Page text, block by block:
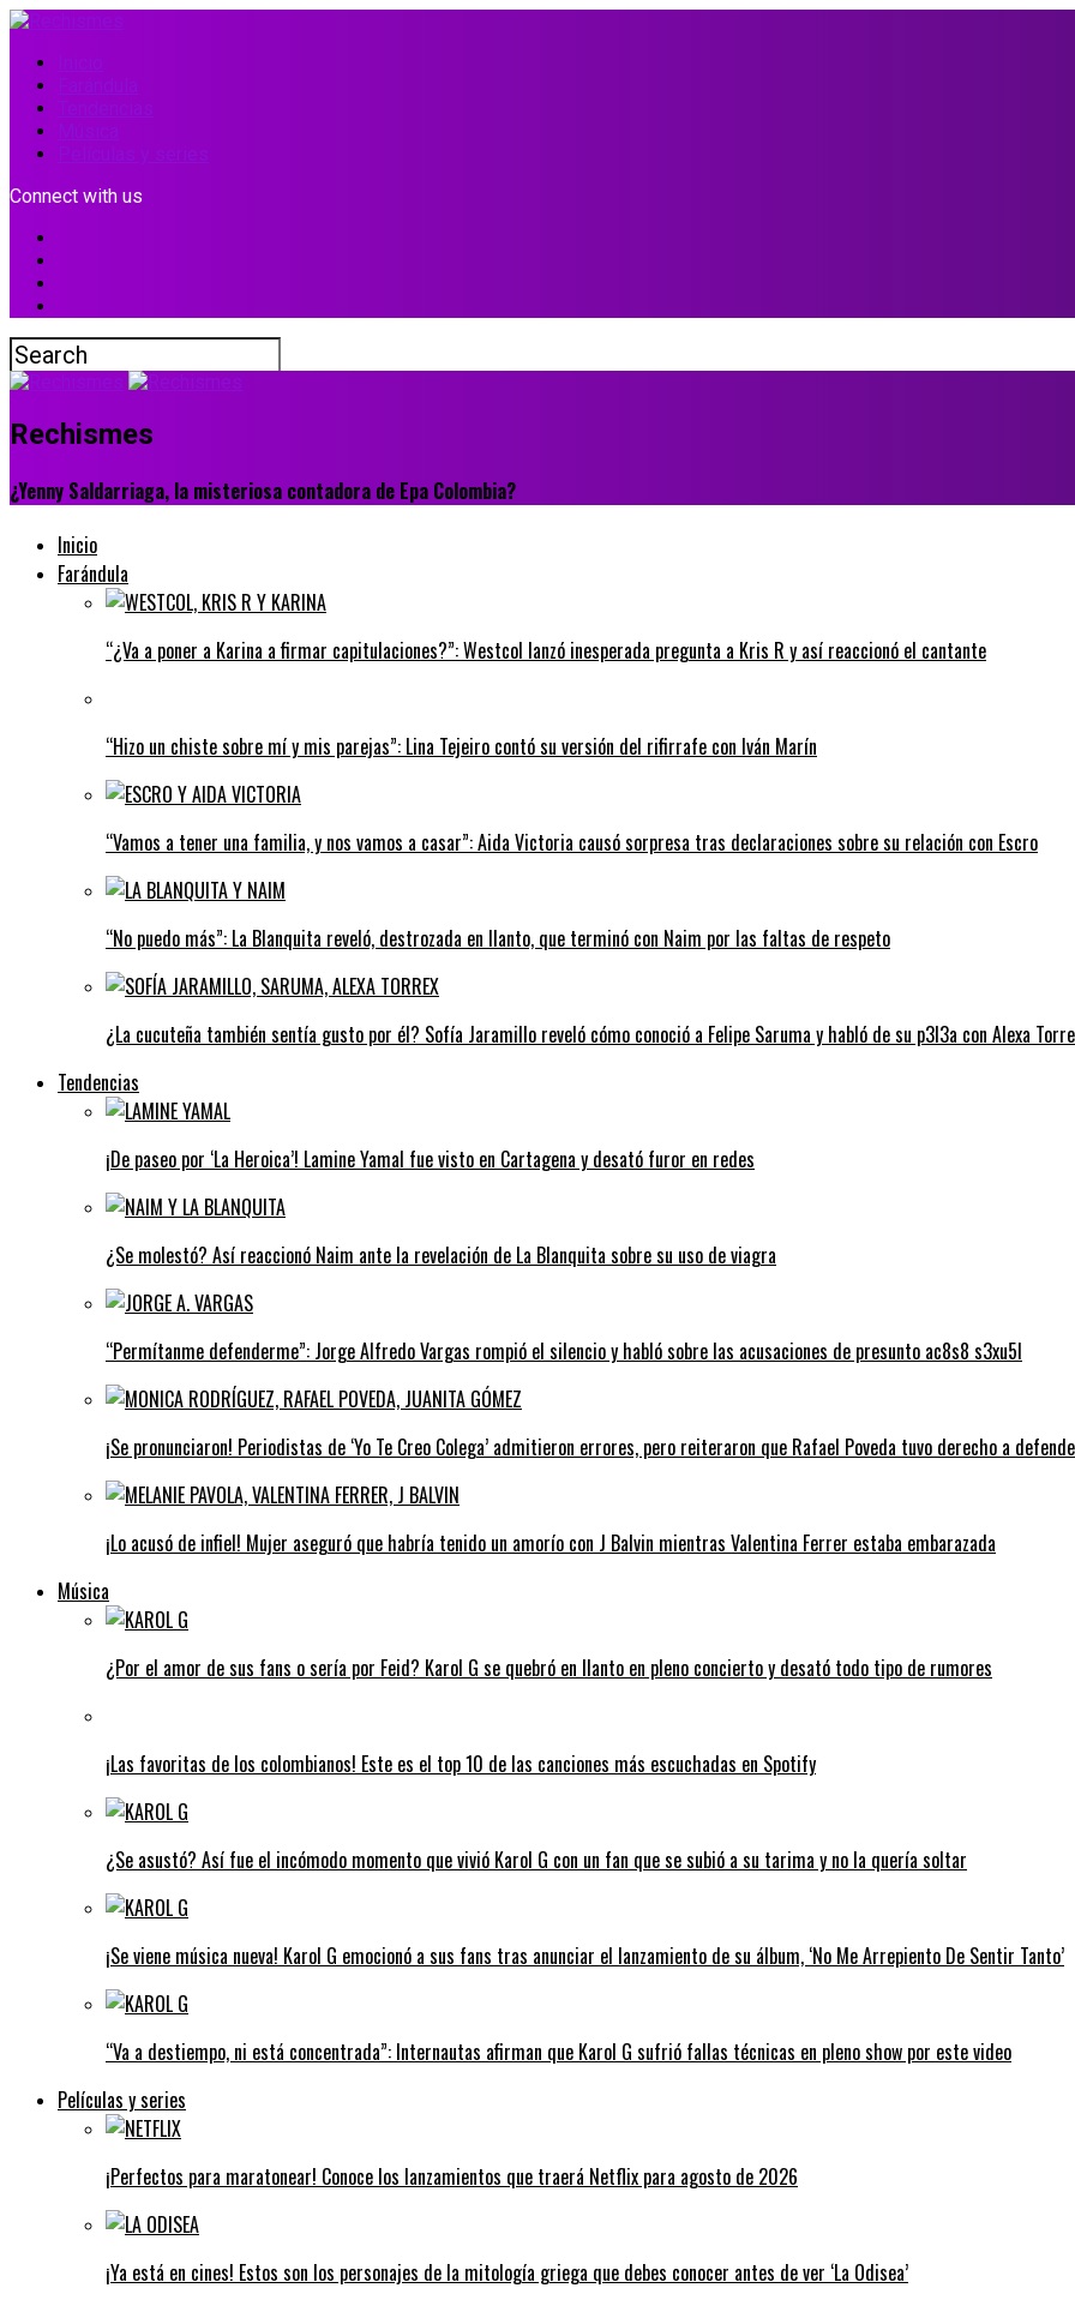
Connect with us
Rechismes
¿Yenny Saldarriaga, la misteriosa contadora de Epa Colombia?
Inicio
Farándula
“¿Va a poner a Karina a firmar capitulaciones?”: Westcol lanzó inesperada pregunta a Kris R y así reaccionó el cantante
“Hizo un chiste sobre mí y mis parejas”: Lina Tejeiro contó su versión del rifirrafe con Iván Marín
“Vamos a tener una familia, y nos vamos a casar”: Aida Victoria causó sorpresa tras declaraciones sobre su relación con Escro
“No puedo más”: La Blanquita reveló, destrozada en llanto, que terminó con Naim por las faltas de respeto
¿La cucuteña también sentía gusto por él? Sofía Jaramillo reveló cómo conoció a Felipe Saruma y habló de su p3l3a con Alexa
Tendencias
¡De paseo por ‘La Heroica’! Lamine Yamal fue visto en Cartagena y desató furor en redes
¿Se molestó? Así reaccionó Naim ante la revelación de La Blanquita sobre su uso de viagra
“Permítanme defenderme”: Jorge Alfredo Vargas rompió el silencio y habló sobre las acusaciones de presunto ac8s8 s3xu5l
¡Se pronunciaron! Periodistas de ‘Yo Te Creo Colega’ admitieron errores, pero reiteraron que Rafael Poveda tuvo derecho a
¡Lo acusó de infiel! Mujer aseguró que habría tenido un amorío con J Balvin mientras Valentina Ferrer estaba embarazada
Música
¿Por el amor de sus fans o sería por Feid? Karol G se quebró en llanto en pleno concierto y desató todo tipo de rumores
¡Las favoritas de los colombianos! Este es el top 10 de las canciones más escuchadas en Spotify
¿Se asustó? Así fue el incómodo momento que vivió Karol G con un fan que se subió a su tarima y no la quería soltar
¡Se viene música nueva! Karol G emocionó a sus fans tras anunciar el lanzamiento de su álbum, ‘No Me Arrepiento De Sentir Tanto’
“Va a destiempo, ni está concentrada”: Internautas afirman que Karol G sufrió fallas técnicas en pleno show por este video
Películas y series
¡Perfectos para maratonear! Conoce los lanzamientos que traerá Netflix para agosto de 2026
¡Ya está en cines! Estos son los personajes de la mitología griega que debes conocer antes de ver ‘La Odisea’